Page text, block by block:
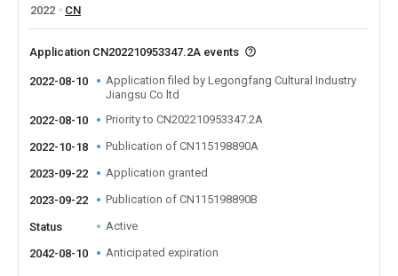
2022
CN
Application CN202210953347.2A events
2022-08-10
Application filed by Legongfang Cultural Industry
Jiangsu Co ltd
2022-08-10
Priority to CN202210953347.2A
2022-10-18 Publication of CN115198890A
2023-09-22 Application granted
2023-09-22 Publication of CN115198890B
Status Active
2042-08-10 Anticipated expiration